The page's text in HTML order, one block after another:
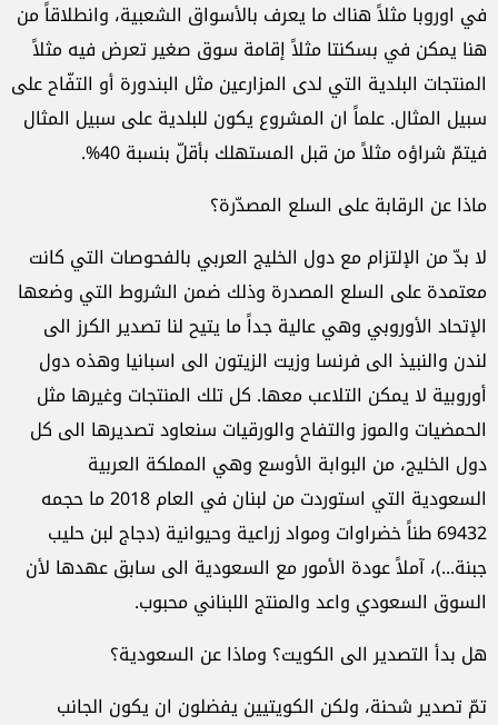
في اوروبا مثلاً هناك ما يعرف بالأسواق الشعبية، وانطلاقاً من
هنا يمكن في بسكنتا مثلاً إقامة سوق صغير تعرض فيه مثلاً
المنتجات البلدية التي لدى المزارعين مثل البندورة أو التفّاح على
سبيل المثال. علماً ان المشروع يكون للبلدية على سبيل المثال
فيتمّ شراؤه مثلاً من قبل المستهلك بأقلّ بنسبة 40%.
ماذا عن الرقابة على السلع المصدّرة؟
لا بدّ من الإلتزام مع دول الخليج العربي بالفحوصات التي كانت
معتمدة على السلع المصدرة وذلك ضمن الشروط التي وضعها
الإتحاد الأوروبي وهي عالية جداً ما يتيح لنا تصدير الكرز الى
لندن والنبيذ الى فرنسا وزيت الزيتون الى اسبانيا وهذه دول
أوروبية لا يمكن التلاعب معها. كل تلك المنتجات وغيرها مثل
الحمضيات والموز والتفاح والورقيات سنعاود تصديرها الى كل
دول الخليج، من البوابة الأوسع وهي المملكة العربية
السعودية التي استوردت من لبنان في العام 2018 ما حجمه
69432 طناً خضراوات ومواد زراعية وحيوانية (دجاج لبن حليب
جبنة...)، آملاً عودة الأمور مع السعودية الى سابق عهدها لأن
السوق السعودي واعد والمنتج اللبناني محبوب.
هل بدأ التصدير الى الكويت؟ وماذا عن السعودية؟
تمّ تصدير شحنة، ولكن الكويتيين يفضلون ان يكون الجانب